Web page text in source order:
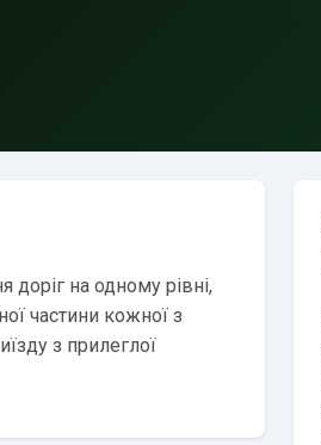
на одному рівні,
частини кожної з
з прилеглої